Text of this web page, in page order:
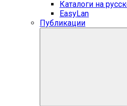
Каталоги на
EasyLan
Публикации